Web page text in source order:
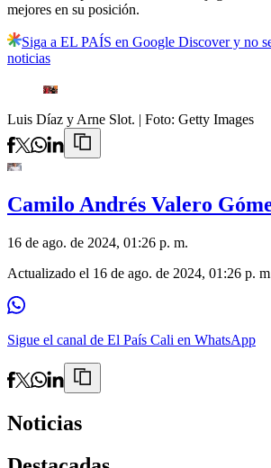
mejores en su posición.
Siga a EL PAÍS en Google Discover y no
noticias
Luis Díaz y Arne Slot. | Foto: Getty Images
Camilo Andrés Valero
16 de ago. de 2024, 01:26 p. m.
Actualizado el 16 de ago. de 2024, 01:26 p.
Sigue el canal de El País Cali en WhatsApp
Noticias